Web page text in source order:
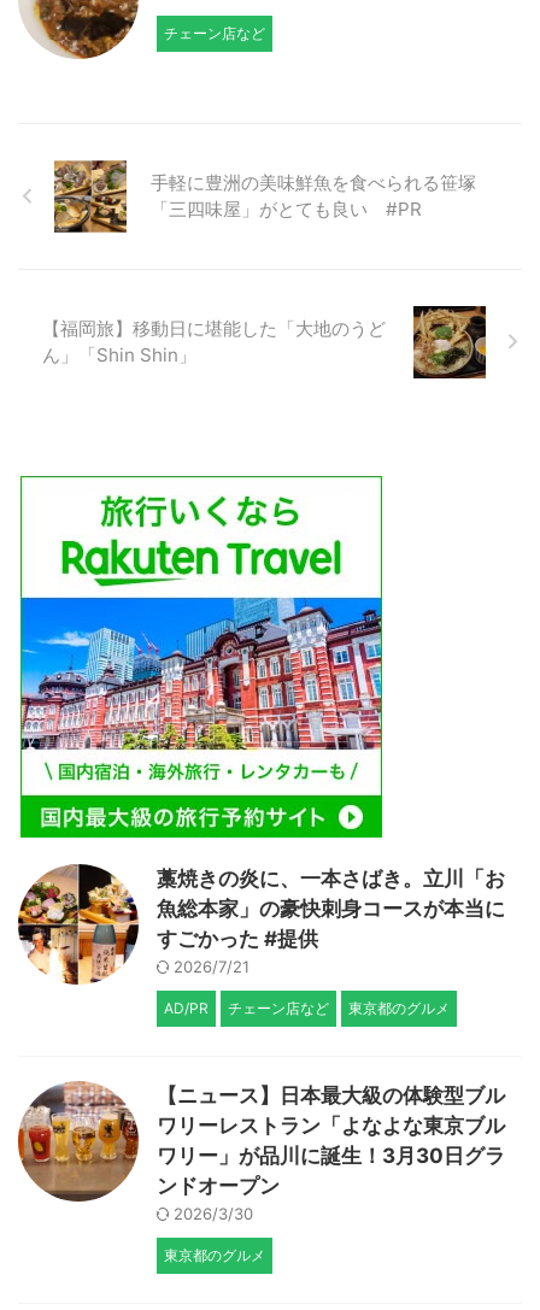
チェーン店など
手軽に豊洲の美味鮮魚を食べられる笹塚
「三四味屋」がとても良い #PR
【福岡旅】移動日に堪能した「大地のうど
ん」「Shin Shin」
藁焼きの炎に、一本さばき。立川「お
魚総本家」の豪快刺身コースが本当に
すごかった #提供
2026/7/21
AD/PR チェーン店など 東京都のグルメ
【ニュース】日本最大級の体験型ブル
ワリーレストラン「よなよな東京ブル
ワリー」が品川に誕生！3月30日グラ
ンドオープン
2026/3/30
東京都のグルメ